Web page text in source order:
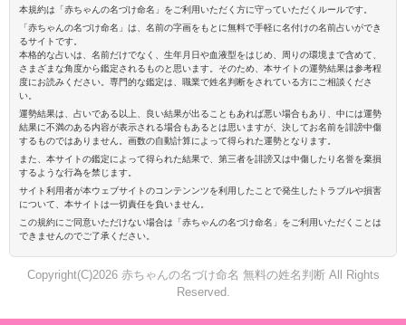
本規約は「赤ちゃんの名づけ命名」をご利用いただく方に守っていただくルールです。
「赤ちゃんの名づけ命名」は、名前の字画をもとに無料で手軽に名付けの名前占いができ
るサイトです。
本格的な占いは、名前だけでなく、生年月日や血液型をはじめ、周りの環境まで含めて、
さまざまな角度から鑑定されるものと思います。そのため、本サイトの運勢結果は参考程
度にお読みください。専門的な鑑定は、職業で姓名判断をされている方にご相談くださ
い。
運勢結果は、占いである以上、良い結果が出ることもあれば悪い場合もあり、中には運勢
結果に不満のある内容が表示される場合もあるとは思いますが、決してお名前を誹謗中傷
するものではありません。画数の自動計算によって得られた運勢となります。
また、本サイトの鑑定によって得られた結果で、第三者を誹謗又は中傷したり名誉を棄損
するような行為を禁じます。
サイト利用者が本ウェブサイトのコンテンンツを利用したことで発生したトラブルや損害
について、本サイトは一切責任を負いません。
この規約にご同意いただけない場合は「赤ちゃんの名づけ命名」をご利用いただくことは
できませんのでご了承ください。
Copyright(C)2026 赤ちゃんの名づけ命名 無料の姓名判断 All Rights
Reserved.